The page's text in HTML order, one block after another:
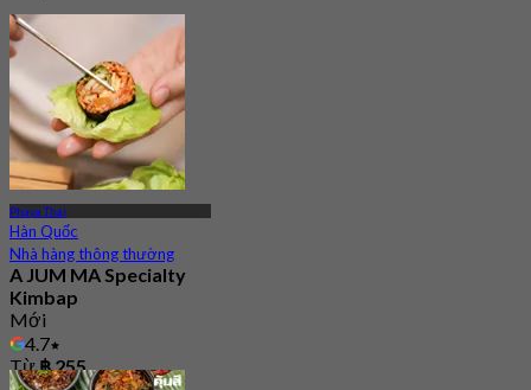
Phaya Thai
Hàn Quốc
Nhà hàng thông thường
A JUM MA Specialty
Kimbap
Mới
4.7
Từ฿ 255